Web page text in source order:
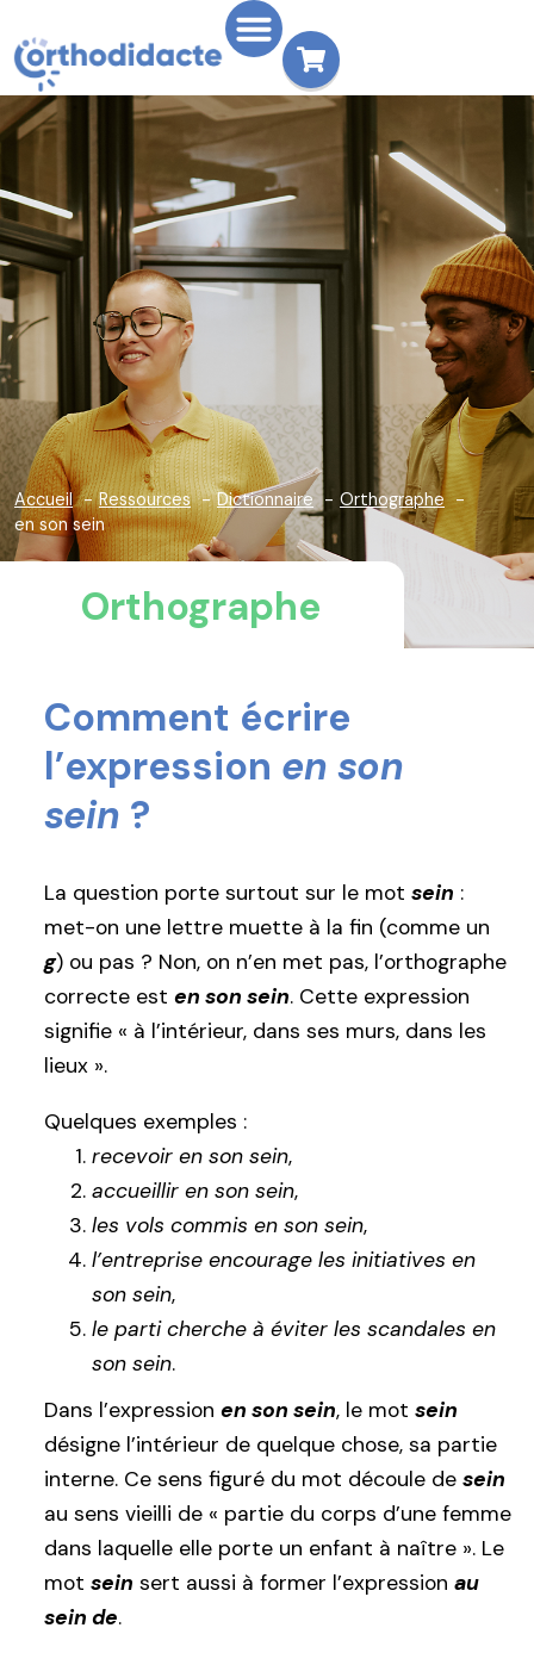
Accueil Ressources Dictionnaire
Orthographe
en son sein
Orthographe
Comment écrire
l’expression en son
sein ?
La question porte surtout sur le mot sein :
met-on une lettre muette à la fin (comme un
g) ou pas ? Non, on n’en met pas, l’orthographe
correcte est en son sein. Cette expression
signifie « à l’intérieur, dans ses murs, dans les
lieux ».
Quelques exemples :
recevoir en son sein,
accueillir en son sein,
les vols commis en son sein,
l’entreprise encourage les initiatives en
son sein,
le parti cherche à éviter les scandales en
son sein.
Dans l’expression en son sein, le mot sein
désigne l’intérieur de quelque chose, sa partie
interne. Ce sens figuré du mot découle de sein
au sens vieilli de « partie du corps d’une femme
dans laquelle elle porte un enfant à naître ». Le
mot sein sert aussi à former l’expression au
sein de.